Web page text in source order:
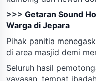
>>> Getaran Sound
Warga di Jepara
Pihak panitia
di area masjid demi
Seluruh hasil
yayasan, tempat